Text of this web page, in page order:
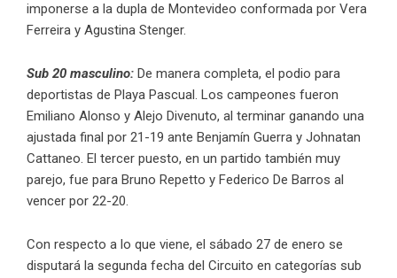
imponerse a la dupla de Montevideo conformada por Vera
Ferreira y Agustina Stenger.
Sub 20 masculino: De manera completa, el podio para
deportistas de Playa Pascual. Los campeones fueron
Emiliano Alonso y Alejo Divenuto, al terminar ganando una
ajustada final por 21-19 ante Benjamín Guerra y Johnatan
Cattaneo. El tercer puesto, en un partido también muy
parejo, fue para Bruno Repetto y Federico De Barros al
vencer por 22-20.
Con respecto a lo que viene, el sábado 27 de enero se
disputará la segunda fecha del Circuito en categorías sub